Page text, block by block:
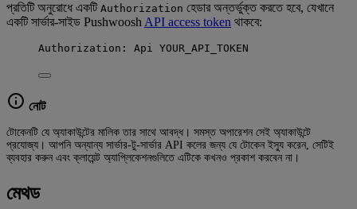
প্রতিটি অনুরোধে একটি Authorization হেডার অন্তর্ভুক্ত করতে হবে, যেখানে
একটি সার্ভার-সাইড Pushwoosh API access token থাকবে:
Authorization: Api YOUR_API_TOKEN
নোট
টোকেনটি যে অ্যাকাউন্টের মালিক তার সাথে আবদ্ধ। সমস্ত অপারেশন সেই অ্যাকাউন্টে
প্রযোজ্য। আপনি অন্যান্য সার্ভার-টু-সার্ভার API কলের জন্য যে টোকেন ইস্যু করেন, সেটিই
ব্যবহার করুন এবং ক্লায়েন্ট অ্যাপ্লিকেশনগুলিতে এটিকে কখনও প্রকাশ করবেন না।
মেথড